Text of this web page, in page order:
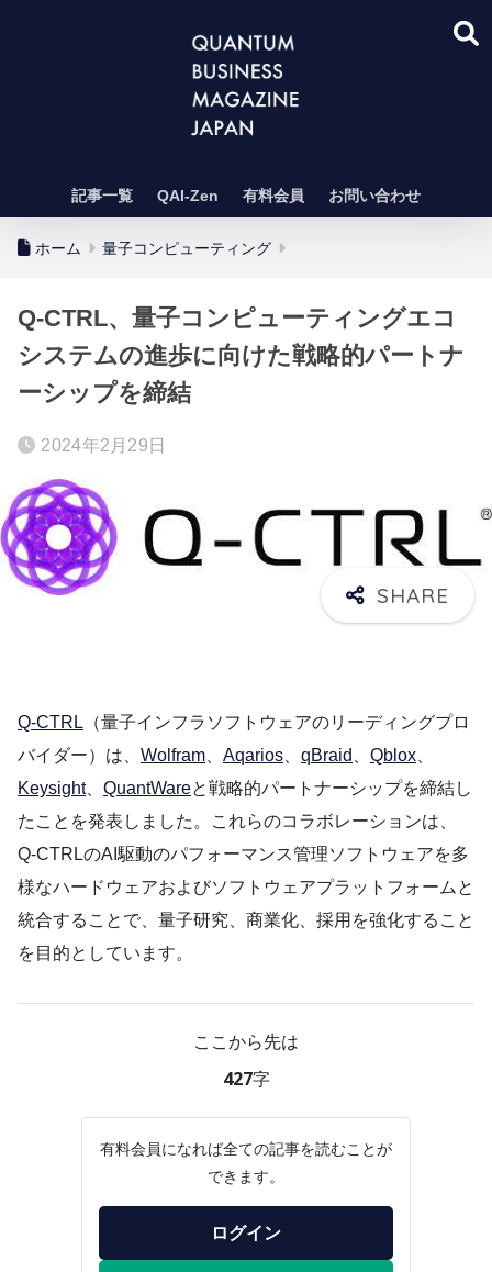
記事一覧 QAI-Zen 有料会員 お問い合わせ
ホーム 量子コンピューティング
Q-CTRL、量子コンピューティングエコ
システムの進歩に向けた戦略的パートナ
ーシップを締結
2024年2月29日
Q-CTRL （量子インフラソフトウェアのリーディングプロ
バイダー）は、 Wolfram Aqarios qBraid Qblox
Keysight、 QuantWareと戦略的パートナーシップを締結し
たことを発表しました。これらのコラボレーションは、
Q-CTRLのAI駆動のパフォーマンス管理ソフトウェアを多
様なハードウェアおよびソフトウェアプラットフォームと
統合することで、量子研究、商業化、採用を強化すること
を目的としています。
ここから先は
427字
有料会員になれば全ての記事を読むことが
できます。
ログイン